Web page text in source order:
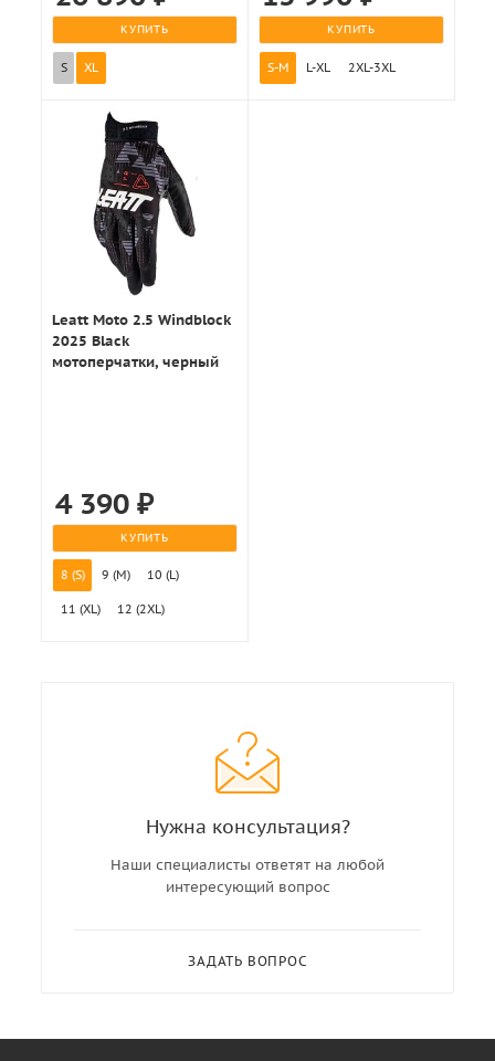
КУПИТЬ
S XL
КУПИТЬ
S-M L-XL 2XL-3XL
Leatt Moto 2.5 Windblock
2025 Black
мотоперчатки, черный
4 390₽
КУПИТЬ
8 (S) 9 (M) 10 (L)
11 (XL) 12 (2XL)
Нужна консультация?
Наши специалисты ответят на любой
интересующий вопрос
ЗАДАТЬ ВОПРОС